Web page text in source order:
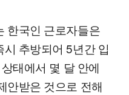
한국인 근로자들은
추방되어 5년간 입
태에서 몇 달 안에
안받은 것으로 전해